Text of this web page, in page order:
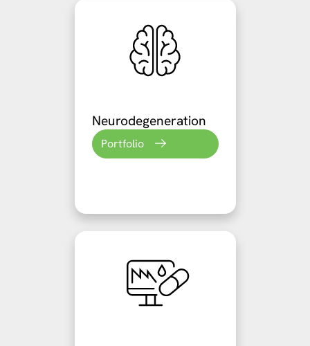
Neurodegeneration
Portfolio